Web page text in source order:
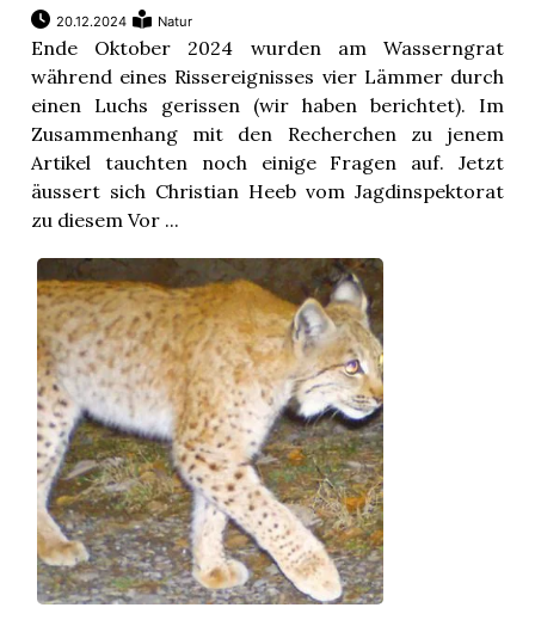
20.12.2024 Natur
Ende Oktober 2024 wurden am Wasserngrat
während eines Rissereignisses vier Lämmer durch
einen Luchs gerissen (wir haben berichtet). Im
Zusammenhang mit den Recherchen zu jenem
Artikel tauchten noch einige Fragen auf. Jetzt
äussert sich Christian Heeb vom Jagdinspektorat
zu diesem Vor ...